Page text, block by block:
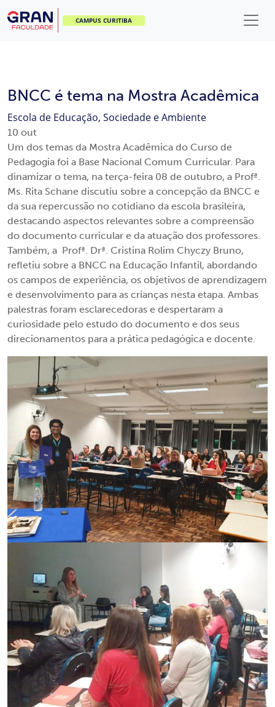
CAMPUS CURITIBA
BNCC é tema na Mostra Acadêmica
Escola de Educação, Sociedade e Ambiente
10 out
Um dos temas da Mostra Acadêmica do Curso de
Pedagogia foi a Base Nacional Comum Curricular. Para
dinamizar o tema, na terça-feira 08 de outubro, a Profª.
Ms. Rita Schane discutiu sobre a concepção da BNCC e
da sua repercussão no cotidiano da escola brasileira,
destacando aspectos relevantes sobre a compreensão
do documento curricular e da atuação dos professores.
Também, a Profª. Drª. Cristina Rolim Chyczy Bruno,
refletiu sobre a BNCC na Educação Infantil, abordando
os campos de experiência, os objetivos de aprendizagem
e desenvolvimento para as crianças nesta etapa. Ambas
palestras foram esclarecedoras e despertaram a
curiosidade pelo estudo do documento e dos seus
direcionamentos para a prática pedagógica e docente.